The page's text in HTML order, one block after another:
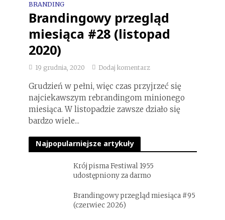
BRANDING
Brandingowy przegląd
miesiąca #28 (listopad
2020)
19 grudnia, 2020 Dodaj komentarz
Grudzień w pełni, więc czas przyjrzeć się
najciekawszym rebrandingom minionego
miesiąca. W listopadzie zawsze działo się
bardzo wiele...
Najpopularniejsze artykuły
Krój pisma Festiwal 1955
udostępniony za darmo
Brandingowy przegląd miesiąca #95
(czerwiec 2026)